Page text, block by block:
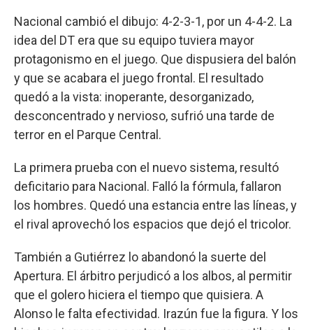
Nacional cambió el dibujo: 4-2-3-1, por un 4-4-2. La
idea del DT era que su equipo tuviera mayor
protagonismo en el juego. Que dispusiera del balón
y que se acabara el juego frontal. El resultado
quedó a la vista: inoperante, desorganizado,
desconcentrado y nervioso, sufrió una tarde de
terror en el Parque Central.
La primera prueba con el nuevo sistema, resultó
deficitario para Nacional. Falló la fórmula, fallaron
los hombres. Quedó una estancia entre las líneas, y
el rival aprovechó los espacios que dejó el tricolor.
También a Gutiérrez lo abandonó la suerte del
Apertura. El árbitro perjudicó a los albos, al permitir
que el golero hiciera el tiempo que quisiera. A
Alonso le falta efectividad. Irazún fue la figura. Y los